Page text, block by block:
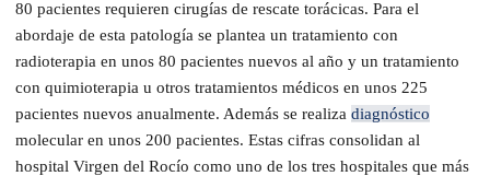
80 pacientes requieren cirugías de rescate torácicas. Para el
abordaje de esta patología se plantea un tratamiento con
radioterapia en unos 80 pacientes nuevos al año y un tratamiento
con quimioterapia u otros tratamientos médicos en unos 225
pacientes nuevos anualmente. Además se realiza diagnóstico
molecular en unos 200 pacientes. Estas cifras consolidan al
hospital Virgen del Rocío como uno de los tres hospitales que más